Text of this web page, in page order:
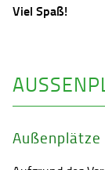
Viel Spaß!